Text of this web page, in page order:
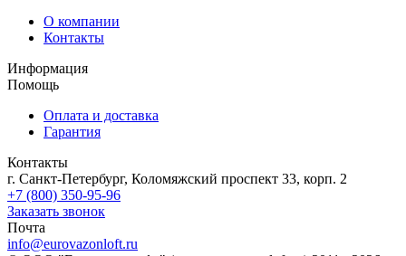
О компании
Контакты
Информация
Помощь
Оплата и доставка
Гарантия
Контакты
г. Санкт-Петербург, Коломяжский проспект 33, корп. 2
+7 (800) 350-95-96
Заказать звонок
Почта
info@eurovazonloft.ru